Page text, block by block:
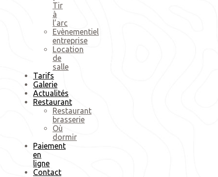
Tir
à
l’arc
Evènementiel
entreprise
Location
de
salle
Tarifs
Galerie
Actualités
Restaurant
Restaurant
brasserie
Où
dormir
Paiement
en
ligne
Contact